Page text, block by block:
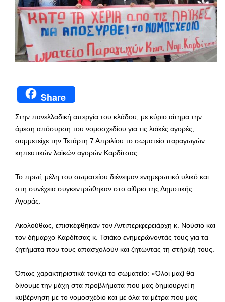
Share
Στην πανελλαδική απεργία του κλάδου, με κύριο αίτημα την
άμεση απόσυρση του νομοσχεδίου για τις λαϊκές αγορές,
συμμετείχε την Τετάρτη 7 Απριλίου το σωματείο παραγωγών
κηπευτικών λαϊκών αγορών Καρδίτσας.
Το πρωί, μέλη του σωματείου διένειμαν ενημερωτικό υλικό και
στη συνέχεια συγκεντρώθηκαν στο αίθριο της Δημοτικής
Αγοράς.
Ακολούθως, επισκέφθηκαν τον Αντιπεριφερειάρχη κ. Νούσιο και
τον δήμαρχο Καρδίτσας κ. Τσιάκο ενημερώνοντάς τους για τα
ζητήματα που τους απασχολούν και ζητώντας τη στήριξή τους.
Όπως χαρακτηριστικά τονίζει το σωματείο: «Όλοι μαζί θα
δίνουμε την μάχη στα προβλήματα που μας δημιουργεί η
κυβέρνηση με το νομοσχέδιο και με όλα τα μέτρα που μας